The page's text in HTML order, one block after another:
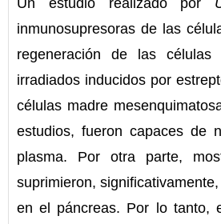
inmunosupresoras de las
regeneración de las células
irradiados inducidos por
células madre
estudios, fueron capaces de
plasma. Por otra parte,
suprimieron,
en el páncreas. Por lo tanto,